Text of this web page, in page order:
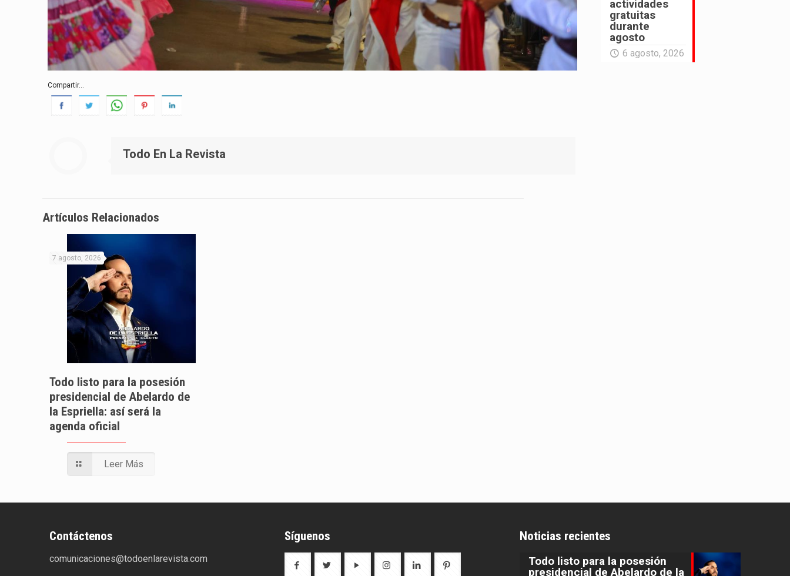
Compartir...
Todo En La Revista
Artículos Relacionados
7 agosto, 2026
Todo listo para la posesión
presidencial de Abelardo de
la Espriella: así será la
agenda oficial
Leer Más
actividades
gratuitas
durante
agosto
6 agosto, 2026
Contáctenos
comunicaciones@todoenlarevista.com
Síguenos Noticias recientes
Todo listo para la posesión
presidencial de Abelardo de la